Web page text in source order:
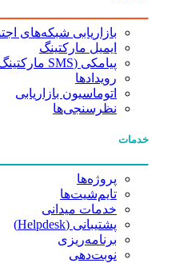
بازاریابی شبکه‌های
ایمیل مارکتینگ
پیامکی (SMS مارکتینگ)
رویدادها
اتوماسیون بازاریابی
نظرسنجی‌ها
خدمات
پروژه‌ها
تایم‌شیت‌ها
خدمات میدانی
پشتیبانی (Helpdesk)
برنامه‌ریزی
نوبت‌دهی